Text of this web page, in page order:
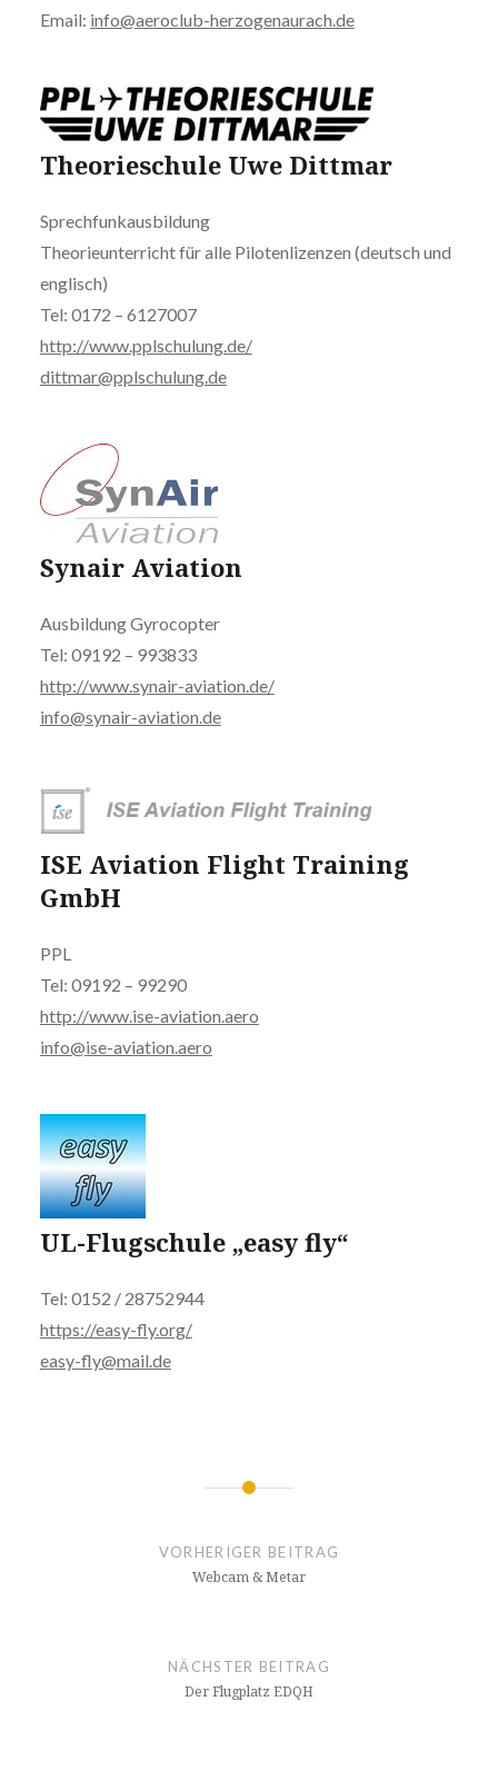
Email: info@aeroclub-herzogenaurach.de
Theorieschule Uwe Dittmar
Sprechfunkausbildung
Theorieunterricht für alle Pilotenlizenzen (deutsch und
englisch)
Tel: 0172 – 6127007
http://www.pplschulung.de/
dittmar@pplschulung.de
Synair Aviation
Ausbildung Gyrocopter
Tel: 09192 – 993833
http://www.synair-aviation.de/
info@synair-aviation.de
ISE Aviation Flight Training
GmbH
PPL
Tel: 09192 – 99290
http://www.ise-aviation.aero
info@ise-aviation.aero
UL-Flugschule „easy fly“
Tel: 0152 / 28752944
https://easy-fly.org/
easy-fly@mail.de
Beitragsnavigation
VORHERIGER BEITRAG
Webcam & Metar
NÄCHSTER BEITRAG
Der Flugplatz EDQH